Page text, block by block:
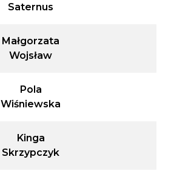
Saternus
Małgorzata
Wojsław
Pola
Wiśniewska
Kinga
Skrzypczyk